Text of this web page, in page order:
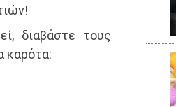
διαβάστε τους
καρότα: